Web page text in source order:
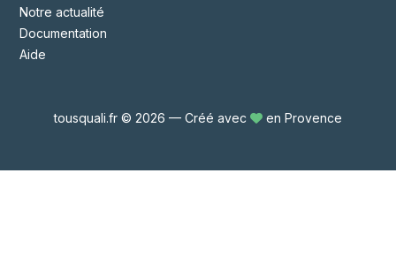
Notre actualité
Documentation
Aide
tousquali.fr © 2026 — Créé avec en Provence